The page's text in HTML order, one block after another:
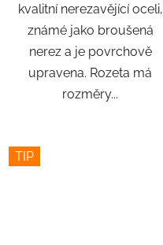
kvalitní nerezavějící oceli,
známé jako broušená
nerez a je povrchově
upravena. Rozeta má
rozměry...
TIP